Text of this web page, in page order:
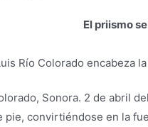
El priismo
Río Colorado encabeza
Sonora. 2 de abril
pie, convirtiéndose en la